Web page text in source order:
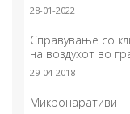
28-01-2022
Справување со
на воздухот во
29-04-2018
Микронаративи